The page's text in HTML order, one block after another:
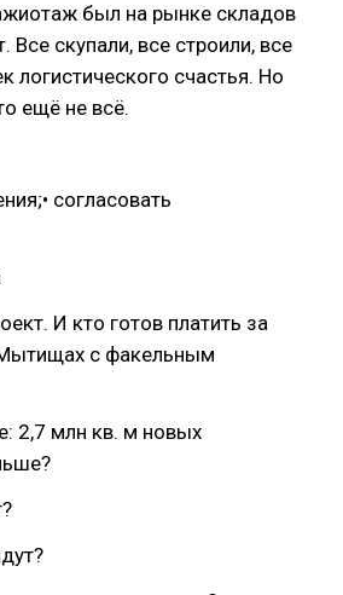
был на рынке складов
Все скупали, все строили, все
логистического счастья. Но
ещё не всё.
согласовать
И кто готов платить за
с факельным
2,7 млн кв. м новых